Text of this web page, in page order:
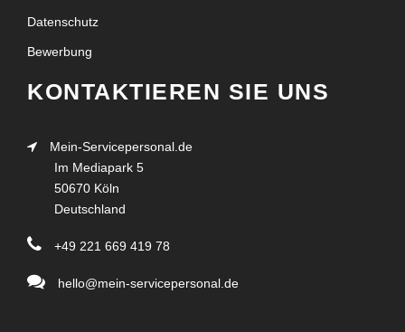
Datenschutz
Bewerbung
KONTAKTIEREN SIE UNS
Mein-Servicepersonal.de
Im Mediapark 5
50670 Köln
Deutschland
+49 221 669 419 78
hello@mein-servicepersonal.de